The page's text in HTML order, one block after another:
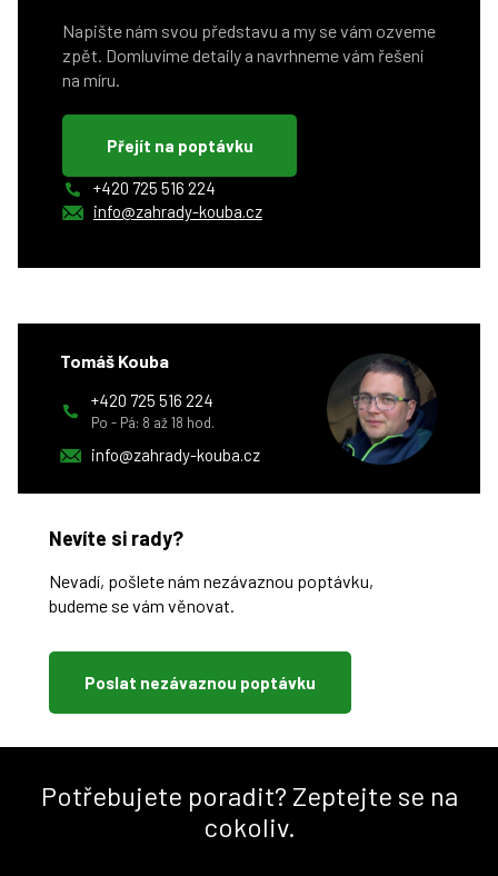
Napište nám svou představu a my se vám ozveme
zpět. Domluvíme detaily a navrhneme vám řešení
na míru.
Přejít na poptávku
+420 725 516 224
info@zahrady-kouba.cz
Tomáš Kouba
+420 725 516 224
Po - Pá: 8 až 18 hod.
info@zahrady-kouba.cz
Nevíte si rady?
Nevadí, pošlete nám nezávaznou poptávku,
budeme se vám věnovat.
Poslat nezávaznou poptávku
Potřebujete poradit? Zeptejte se na
cokoliv.